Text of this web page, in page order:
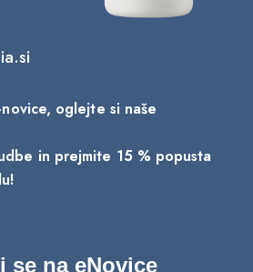
oglejte si naše
in prejmite 15 % popusta
se na eNovice